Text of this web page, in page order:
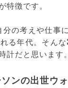
特徴です。
の考えや仕事
る年代。そん
計だと思います。
ンの出世ウォ